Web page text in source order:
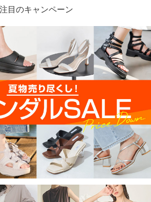
注目のキャンペーン